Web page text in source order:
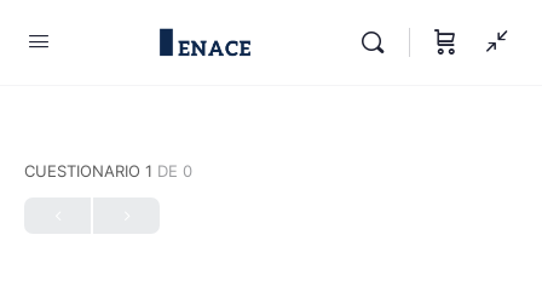
CUESTIONARIO 1 DE 0